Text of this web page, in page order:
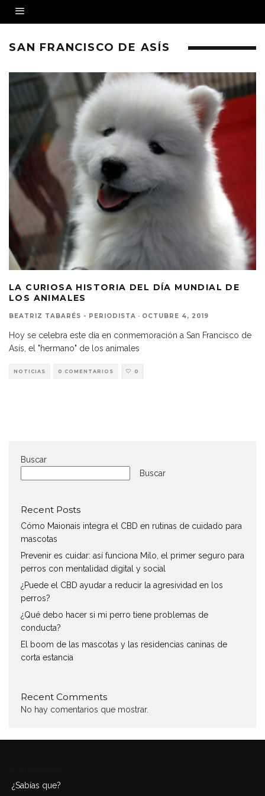
SAN FRANCISCO DE ASÍS
LA CURIOSA HISTORIA DEL DÍA MUNDIAL DE
LOS ANIMALES
BEATRIZ TABARÉS - PERIODISTA · OCTUBRE 4, 2019
Hoy se celebra este día en conmemoración a San Francisco de
Asís, el "hermano" de los animales
NOTICIAS 0 COMENTARIOS 0
Buscar
Buscar
Recent Posts
Cómo Maionais integra el CBD en rutinas de cuidado para
mascotas
Prevenir es cuidar: así funciona Milo, el primer seguro para
perros con mentalidad digital y social
¿Puede el CBD ayudar a reducir la agresividad en los
perros?
¿Qué debo hacer si mi perro tiene problemas de
conducta?
El boom de las mascotas y las residencias caninas de
corta estancia
Recent Comments
No hay comentarios que mostrar.
¿Sabías que?